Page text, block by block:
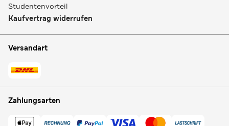
Studentenvorteil
Kaufvertrag widerrufen
Versandart
Zahlungsarten